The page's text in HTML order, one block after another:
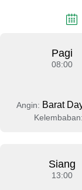
Pagi
08:00
Angin: Barat
Kelembaban:
Siang
13:00